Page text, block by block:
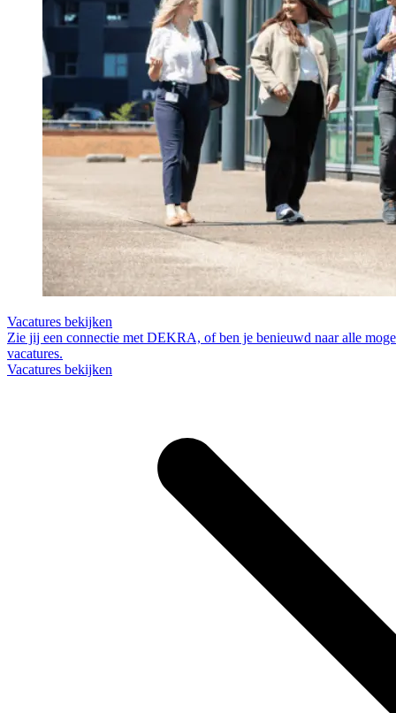
Vacatures bekijken
Zie jij een connectie met DEKRA, of ben je benieuwd naar alle
vacatures.
Vacatures bekijken